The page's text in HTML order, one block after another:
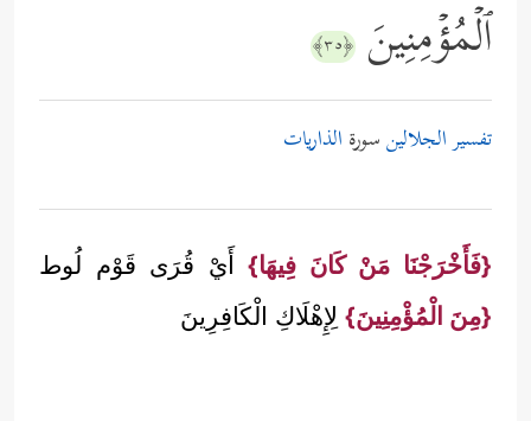
ٱلۡمُؤۡمِنِینَ ﴿٣٥﴾
تفسير الجلالينسورة الذاريات
{فَأَخْرَجْنَا مَنْ كَانَ فِيهَا}أَيْ قُرَى قَوْم لُوط
{مِنَ الْمُؤْمِنِينَ} لِإِهْلَاكِ الْكَافِرِينَ